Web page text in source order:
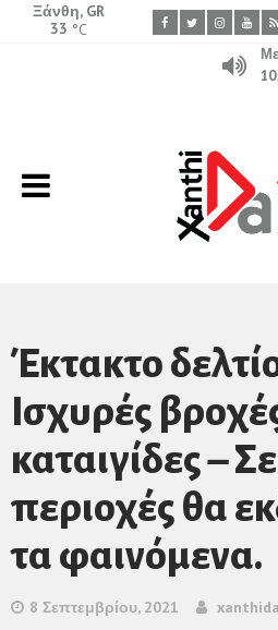
Ξάνθη, GR
33 °C
Έκτακτο
Ισχυρές
καταιγίδες –
περιοχές θα
τα φαινόμενα.
8 Σεπτεμβρίου, 2021